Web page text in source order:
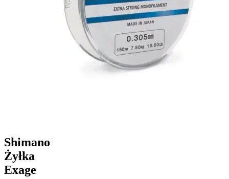
Shimano
Żyłka
Exage